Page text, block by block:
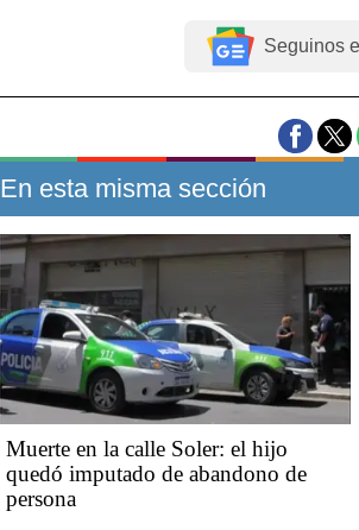
Seguinos
En esta misma sección
Muerte en la calle Soler: el hijo
quedó imputado de abandono de
persona